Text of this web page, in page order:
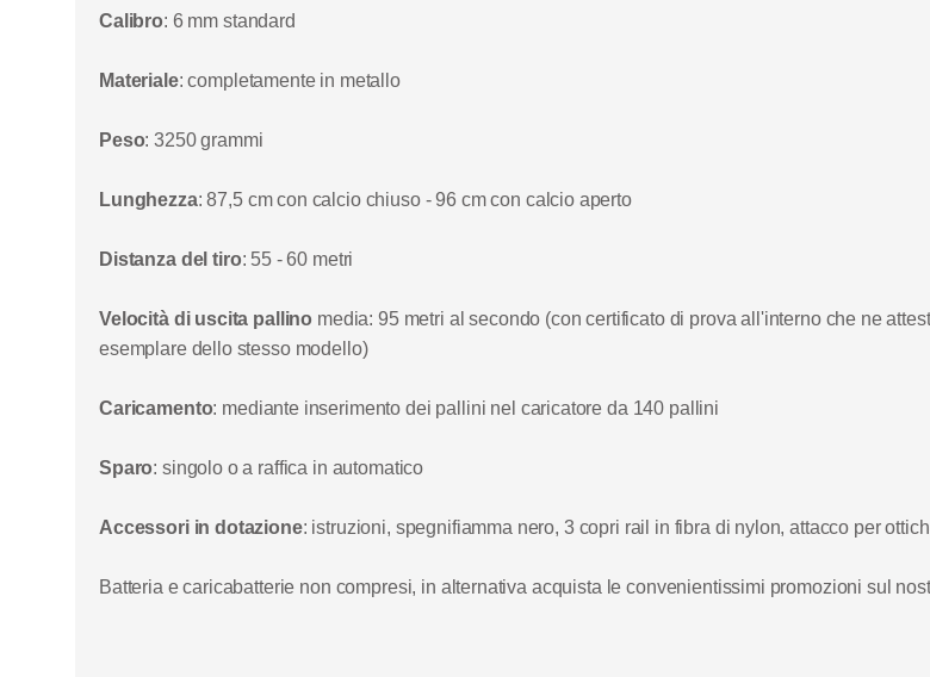
Calibro: 6 mm standard
Materiale:completamente in metallo
Peso: 3250 grammi
Lunghezza: 87,5 cm con calcio chiuso - 96 cm con calcio aperto
Distanza del tiro: 55 - 60 metri
Velocità di uscita pallino media: 95 metri al secondo (con certificato di prova all'interno che ne
esemplare dello stesso modello)
Caricamento: mediante inserimento dei pallini nel caricatore da 140 pallini
Sparo: singolo o a raffica in automatico
Accessori in dotazione: istruzioni, spegnifiamma nero, 3 copri rail in fibra di nylon, attacco per
Batteria e caricabatterie non compresi, in alternativa acquista le convenientissimi promozioni sul